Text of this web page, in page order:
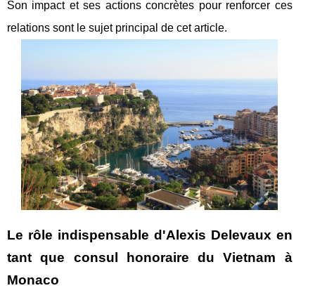
Son impact et ses actions concrètes pour renforcer ces
relations sont le sujet principal de cet article.
Le rôle indispensable d'Alexis Delevaux en
tant que consul honoraire du Vietnam à
Monaco